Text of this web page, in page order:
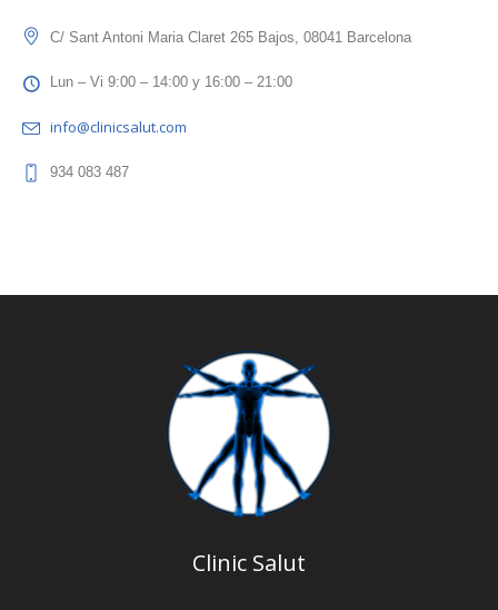
C/ Sant Antoni Maria Claret 265 Bajos, 08041 Barcelona
Lun – Vi 9:00 – 14:00 y 16:00 – 21:00
info@clinicsalut.com
934 083 487
Clinic Salut